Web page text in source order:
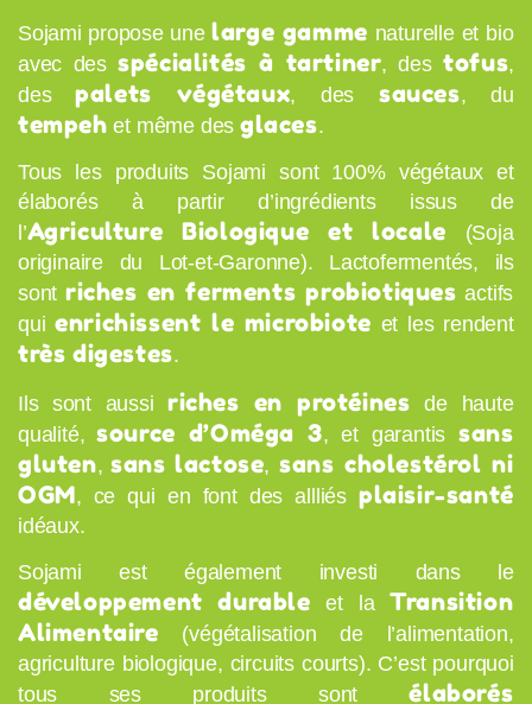
Sojami propose unelarge gamme naturelle et bio
avec desspécialités à tartiner, destofus,
despalets végétaux, des sauces, du
tempeh et même des glaces.
Tous les produits Sojami sont 100% végétaux et
élaborés à partir d’ingrédients issus de
l’Agriculture Biologique et locale (Soja
originaire du Lot-et-Garonne). Lactofermentés, ils
sont riches en ferments probiotiques actifs
quienrichissent le microbiote et les rendent
très digestes.
Ils sont aussi riches en protéines de haute
qualité,source d’Oméga 3, et garantis sans
gluten,sans lactose, sans cholestérol ni
OGM, ce qui en font des allliés plaisir-santé
idéaux.
Sojami est également investi dans le
développement durable et laTransition
Alimentaire (végétalisation de l’alimentation,
agriculture biologique, circuits courts). C’est pourquoi
tous ses produits sontélaborés